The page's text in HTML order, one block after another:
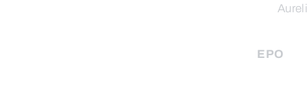
EPO